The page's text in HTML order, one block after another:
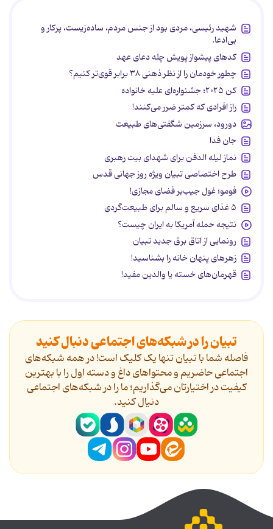
شهید رئیسی، مردی بود از جنس مردم، ساده‌زیست، پرکار و
بی‌ادعا.
کدهای پیشواز پویش چله دعای عهد
چطور خودمان را از نظر ذهنی ۳۸ برابر قوی‌تر کنیم؟
کن ۲۰۲۵؛ جشنواره‌ای علیه خانواده
راز افرادی که کمتر ضرر می‌کنند!
دورود، سرزمین شگفتی‌های طبیعت
جان فدا
نماز لیله الدفن برای شهدای بیت رهبری
طرح اختصاصی تبیان ویژه روز جهانی قدس
فومو؛ غول جیب‌بر فضای مجازی!
۵ غذای سریع و سالم برای طبیعت‌گردی
نتیجه حمله آمریکا به ایران چیست؟
رونمایی از اتاق برق جدید تبیان
زهرهای پنهان خانه را بشناسید!
قهرمان‌های خسته یا والدین مفید!
تبیان را در شبکه‌های اجتماعی دنبال کنید
فاصله شما با تبیان تنها یک کلیک است! در همه شبکه‌های
اجتماعی حاضریم و محتواهای داغ و دسته اول را با بهترین
کیفیت در اختیارتان می‌گذاریم؛ ما را در شبکه‌های اجتماعی
دنیال کنید.